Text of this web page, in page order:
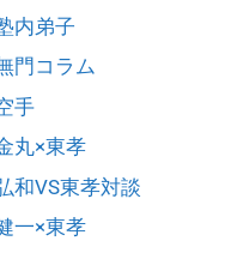
内弟子
門コラム
手
丸×東孝
和VS東孝対談
一×東孝